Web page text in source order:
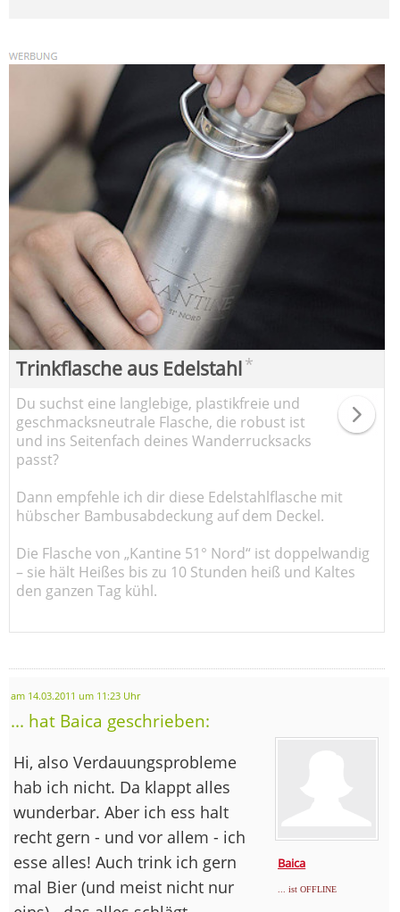
Trinkflasche aus Edelstahl*
Du suchst eine langlebige, plastikfreie und
geschmacksneutrale Flasche, die robust ist
und ins Seitenfach deines Wanderrucksacks
passt?
Dann empfehle ich dir diese Edelstahlflasche mit
hübscher Bambusabdeckung auf dem Deckel.
Die Flasche von „Kantine 51° Nord“ ist doppelwandig
– sie hält Heißes bis zu 10 Stunden heiß und Kaltes
den ganzen Tag kühl.
am 14.03.2011 um 11:23 Uhr
... hat Baica geschrieben:
Baica
... ist OFFLINE
Hi, also Verdauungsprobleme
hab ich nicht. Da klappt alles
wunderbar. Aber ich ess halt
recht gern - und vor allem - ich
esse alles! Auch trink ich gern
mal Bier (und meist nicht nur